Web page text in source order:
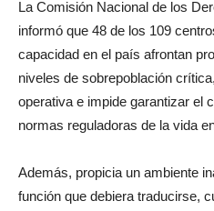
La Comisión Nacional de los
informó que 48 de los 109
capacidad en el país afrontan
niveles de sobrepoblación
operativa e impide garantizar el
normas reguladoras de la vida
Además, propicia un ambiente
función que debiera traducirse,